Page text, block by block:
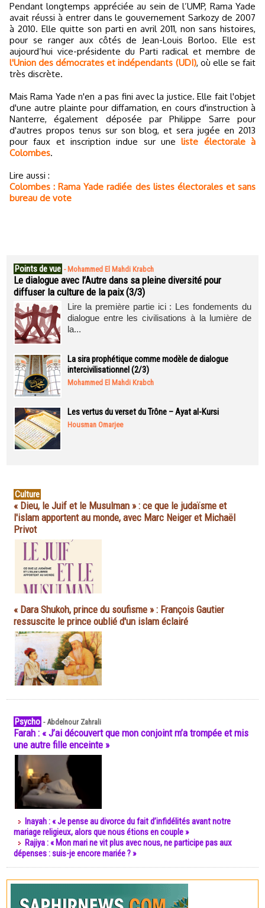
Pendant longtemps appréciée au sein de l’UMP, Rama Yade
avait réussi à entrer dans le gouvernement Sarkozy de 2007
à 2010. Elle quitte son parti en avril 2011, non sans histoires,
pour se ranger aux côtés de Jean-Louis Borloo. Elle est
aujourd’hui vice-présidente du Parti radical et membre de
l'Union des démocrates et indépendants (UDI), où elle se fait
très discrète.
Mais Rama Yade n'en a pas fini avec la justice. Elle fait l'objet
d'une autre plainte pour diffamation, en cours d'instruction à
Nanterre, également déposée par Philippe Sarre pour
d'autres propos tenus sur son blog, et sera jugée en 2013
pour faux et inscription indue sur uneliste électorale à
Colombes.
Lire aussi :
Colombes : Rama Yade radiée des listes électorales et sans
bureau de vote
Points de vue - Mohammed El Mahdi Krabch
Le dialogue avec l’Autre dans sa pleine diversité pour
diffuser la culture de la paix (3/3)
Lire la première partie ici : Les fondements du
dialogue entre les civilisations à la lumière de
la...
La sira prophétique comme modèle de dialogue
intercivilisationnel (2/3)
Mohammed El Mahdi Krabch
Les vertus du verset du Trône – Ayat al-Kursi
Housman Omarjee
Culture
« Dieu, le Juif et le Musulman » : ce que le judaïsme et
l'islam apportent au monde, avec Marc Neiger et Michaël
Privot
« Dara Shukoh, prince du soufisme » : François Gautier
ressuscite le prince oublié d'un islam éclairé
Psycho -Abdelnour Zahrali
Farah : « J’ai découvert que mon conjoint m’a trompée et mis
une autre fille enceinte »
Inayah : « Je pense au divorce du fait d’infidélités avant notre
mariage religieux, alors que nous étions en couple »
Rajiya : « Mon mari ne vit plus avec nous, ne participe pas aux
dépenses : suis-je encore mariée ? »